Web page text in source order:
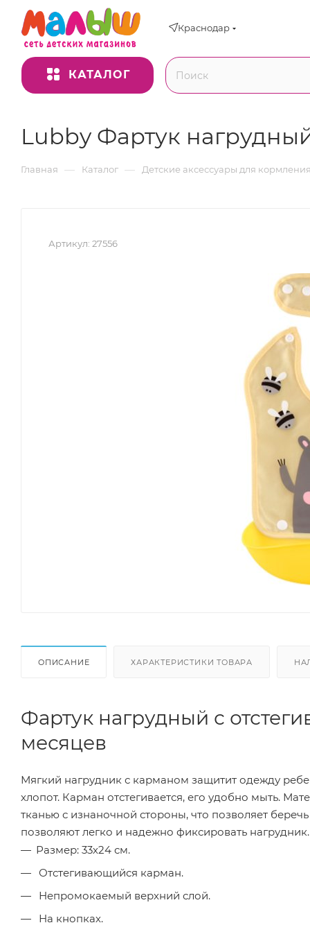
Краснодар
КАТАЛОГ
Lubby Фартук
Главная — Каталог — Детские аксессуары для кормления
Артикул: 27556
ОПИСАНИЕ ХАРАКТЕРИСТИКИ ТОВАРА
Фартук нагрудный с
месяцев
Мягкий нагрудник с карманом защитит одежду
хлопот. Карман отстегивается, его удобно мыть.
тканью с изнаночной стороны, что позволяет
позволяют легко и надежно фиксировать нагрудник.
Размер: 33х24 см.
Отстегивающийся карман.
Непромокаемый верхний слой.
На кнопках.